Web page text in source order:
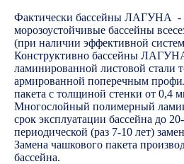
Фактически бассейны ЛАГУНА -
морозоустойчивые бассейны
(при наличии эффективной
Конструктивно бассейны
ламинированной листовой стали
армированной поперечным
пакета с толщиной стенки от 0,4
Многослойный полимерный
срок эксплуатации бассейна до
периодической (раз 7-10 лет)
Замена чашкового пакета
бассейна.